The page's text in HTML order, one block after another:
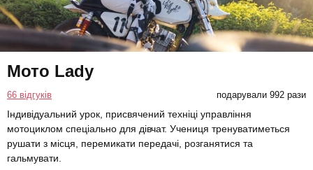
Мото Lady
66 відгуків подарували 992 рази
Індивідуальний урок, присвячений техніці управління
мотоциклом спеціально для дівчат. Учениця тренуватиметься
рушати з місця, перемикати передачі, розганятися та
гальмувати.